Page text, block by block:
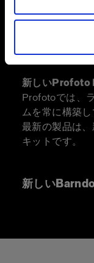
新しいProfoto
Profotoでは、
ムを常に構築
最新の製品は
キットです。
新しい